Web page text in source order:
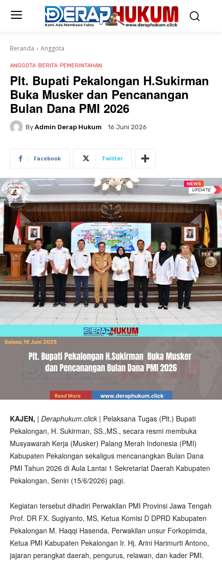
Beranda Anggota
ANGGOTA BERITA PEMERINTAHAN
Plt. Bupati Pekalongan H.Sukirman
Buka Musker dan Pencanangan
Bulan Dana PMI 2026
By Admin Derap Hukum 16 Juni 2026
Facebook Twitter
KAJEN, | Deraphukum.click | Pelaksana Tugas (Plt.) Bupati
Pekalongan, H. Sukirman, SS.,MS., secara resmi membuka
Musyawarah Kerja (Musker) Palang Merah Indonesia (PMI)
Kabupaten Pekalongan sekaligus mencanangkan Bulan Dana
PMI Tahun 2026 di Aula Lantai 1 Sekretariat Daerah Kabupaten
Pekalongan, Senin (15/6/2026) pagi.
Kegiatan tersebut dihadiri Perwakilan PMI Provinsi Jawa Tengah
Prof. DR FX. Sugiyanto, MS, Ketua Komisi D DPRD Kabupaten
Pekalongan M. Haqqi Hasenda, Perwakilan unsur Forkopimda,
Ketua PMI Kabupaten Pekalongan Ir. Hj. Arini Harimurti Antono,
jajaran perangkat daerah, pengurus, relawan, dan kader PMI.